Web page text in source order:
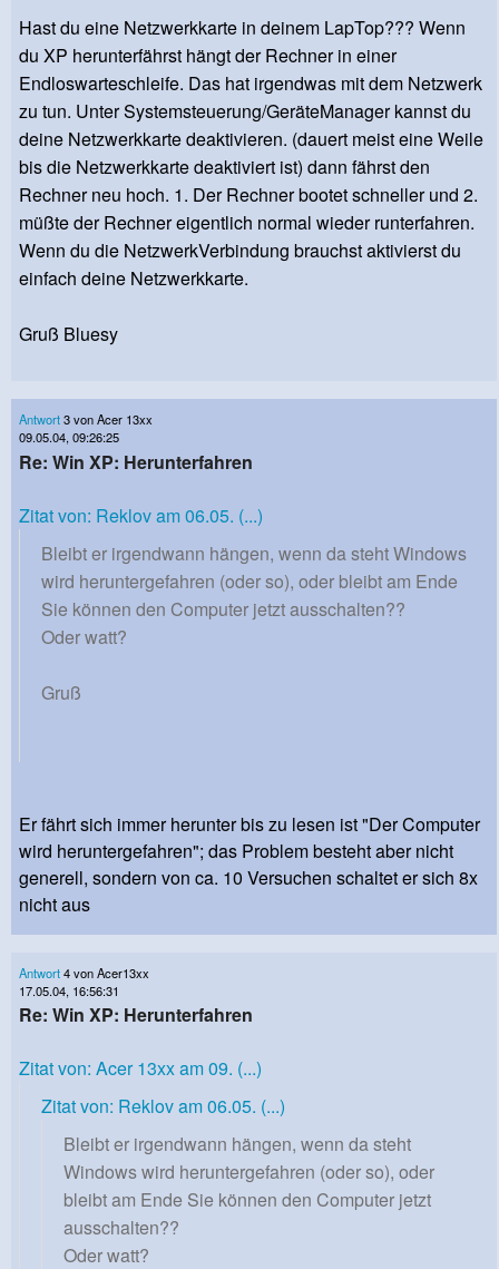
Hast du eine Netzwerkkarte in deinem LapTop??? Wenn
du XP herunterfährst hängt der Rechner in einer
Endloswarteschleife. Das hat irgendwas mit dem Netzwerk
zu tun. Unter Systemsteuerung/GeräteManager kannst du
deine Netzwerkkarte deaktivieren. (dauert meist eine Weile
bis die Netzwerkkarte deaktiviert ist) dann fährst den
Rechner neu hoch. 1. Der Rechner bootet schneller und 2.
müßte der Rechner eigentlich normal wieder runterfahren.
Wenn du die NetzwerkVerbindung brauchst aktivierst du
einfach deine Netzwerkkarte.
Gruß Bluesy
Antwort3 von Acer 13xx
09.05.04, 09:26:25
Re: Win XP: Herunterfahren
Zitat von: Reklov am 06.05. (...)
Bleibt er irgendwann hängen, wenn da steht Windows
wird heruntergefahren (oder so), oder bleibt am Ende
Sie können den Computer jetzt ausschalten??
Oder watt?
Gruß
Er fährt sich immer herunter bis zu lesen ist "Der Computer
wird heruntergefahren"; das Problem besteht aber nicht
generell, sondern von ca. 10 Versuchen schaltet er sich 8x
nicht aus
Antwort4 von Acer13xx
17.05.04, 16:56:31
Re: Win XP: Herunterfahren
Zitat von: Acer 13xx am 09. (...)
Zitat von: Reklov am 06.05. (...)
Bleibt er irgendwann hängen, wenn da steht
Windows wird heruntergefahren (oder so), oder
bleibt am Ende Sie können den Computer jetzt
ausschalten??
Oder watt?